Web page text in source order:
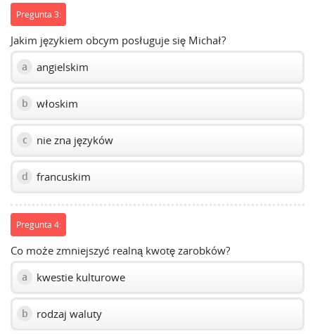
Pregunta 3:
Jakim językiem obcym posługuje się Michał?
a angielskim
b włoskim
c nie zna języków
d francuskim
Pregunta 4:
Co może zmniejszyć realną kwotę zarobków?
a kwestie kulturowe
b rodzaj waluty